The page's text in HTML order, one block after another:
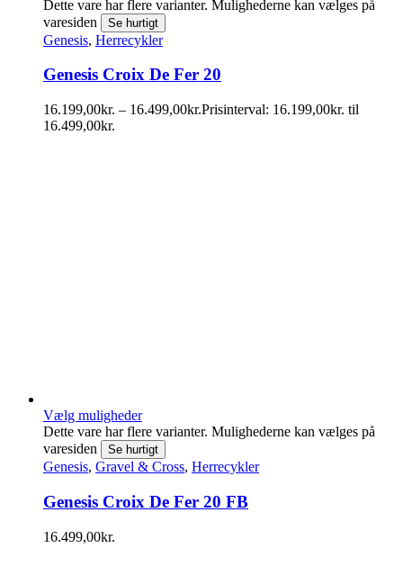
Dette vare har flere varianter. Mulighederne kan vælges på
varesiden
Se hurtigt
Genesis, Herrecykler
Genesis Croix De Fer 20
16.199,00kr. – 16.499,00kr.Prisinterval: 16.199,00kr. til
16.499,00kr.
Vælg muligheder
Dette vare har flere varianter. Mulighederne kan vælges på
varesiden
Se hurtigt
Genesis, Gravel & Cross, Herrecykler
Genesis Croix De Fer 20 FB
16.499,00kr.